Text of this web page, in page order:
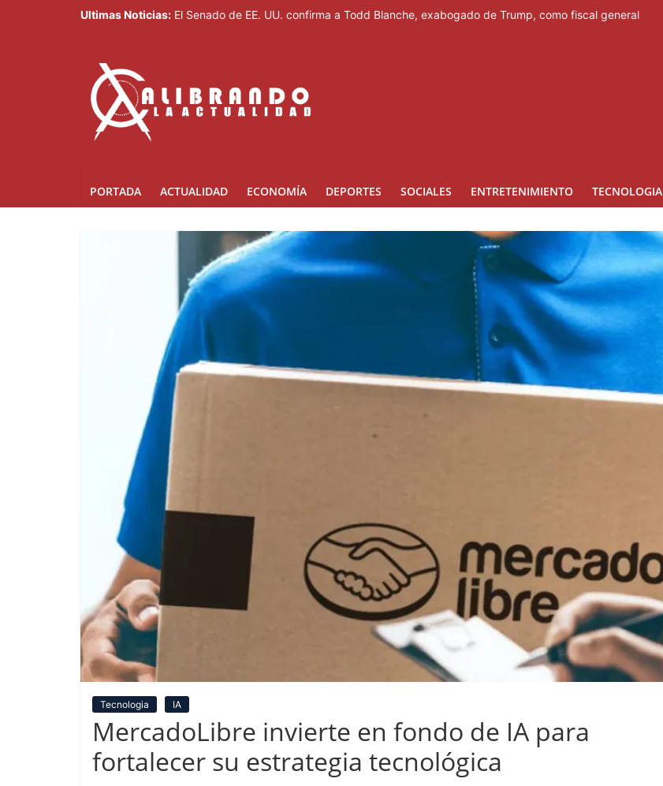
Ultimas Noticias: El Senado de EE. UU. confirma a Todd Blanche, exabogado de Trump, como fiscal general
PORTADA ACTUALIDAD ECONOMÍA DEPORTES SOCIALES ENTRETENIMIENTO TECNOLOGIA
Tecnologia IA
MercadoLibre invierte en fondo de IA para
fortalecer su estrategia tecnológica